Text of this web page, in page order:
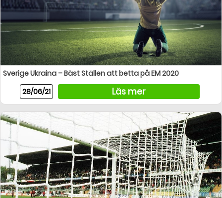
Sverige Ukraina – Bäst Ställen att betta på EM 2020
28/06/21
Läs mer